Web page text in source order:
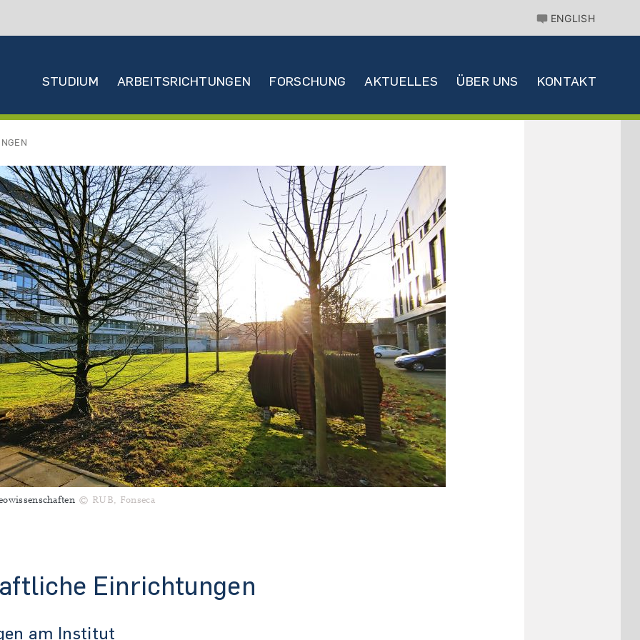
ENGLISH
Hauptnavigation
STUDIUM ARBEITSRICHTUNGEN FORSCHUNG AKTUELLES ÜBER UNS KONTAKT
© RUB, Fonseca
Einrichtungen
am Institut